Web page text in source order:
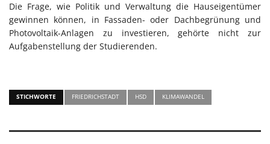
Die Frage, wie Politik und Verwaltung die Hauseigentümer
gewinnen können, in Fassaden- oder Dachbegrünung und
Photovoltaik-Anlagen zu investieren, gehörte nicht zur
Aufgabenstellung der Studierenden.
STICHWORTE FRIEDRICHSTADT HSD KLIMAWANDEL